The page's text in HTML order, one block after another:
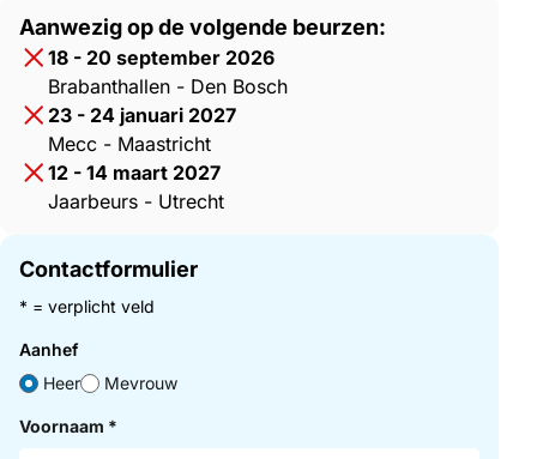
Aanwezig op de volgende beurzen:
18 - 20 september 2026
Brabanthallen - Den Bosch
23 - 24 januari 2027
Mecc - Maastricht
12 - 14 maart 2027
Jaarbeurs - Utrecht
Contactformulier
* = verplicht veld
Aanhef
Heer
Mevrouw
Voornaam *